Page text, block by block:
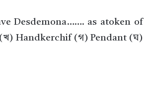
Desdemona……. as atoken of
Handkerchif (গ) Pendant (ঘ)